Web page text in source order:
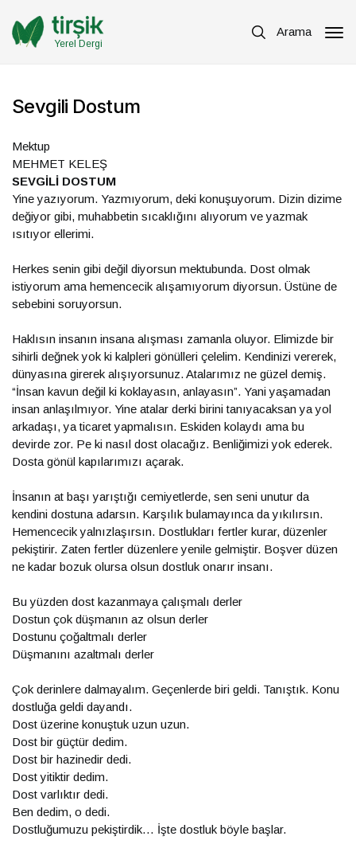
Yerel Dergi
Arama
Sevgili Dostum
Mektup
MEHMET KELEŞ
SEVGİLİ DOSTUM
Yine yazıyorum. Yazmıyorum, deki konuşuyorum. Dizin dizime
değiyor gibi, muhabbetin sıcaklığını alıyorum ve yazmak
ısıtıyor ellerimi.
Herkes senin gibi değil diyorsun mektubunda. Dost olmak
istiyorum ama hemencecik alışamıyorum diyorsun. Üstüne de
sebebini soruyorsun.
Haklısın insanın insana alışması zamanla oluyor. Elimizde bir
sihirli değnek yok ki kalpleri gönülleri çelelim. Kendinizi vererek,
dünyasına girerek alışıyorsunuz. Atalarımız ne güzel demiş.
“İnsan kavun değil ki koklayasın, anlayasın”. Yani yaşamadan
insan anlaşılmıyor. Yine atalar derki birini tanıyacaksan ya yol
arkadaşı, ya ticaret yapmalısın. Eskiden kolaydı ama bu
devirde zor. Pe ki nasıl dost olacağız. Benliğimizi yok ederek.
Dosta gönül kapılarımızı açarak.
İnsanın at başı yarıştığı cemiyetlerde, sen seni unutur da
kendini dostuna adarsın. Karşılık bulamayınca da yıkılırsın.
Hemencecik yalnızlaşırsın. Dostlukları fertler kurar, düzenler
pekiştirir. Zaten fertler düzenlere yenile gelmiştir. Boşver düzen
ne kadar bozuk olursa olsun dostluk onarır insanı.
Bu yüzden dost kazanmaya çalışmalı derler
Dostun çok düşmanın az olsun derler
Dostunu çoğaltmalı derler
Düşmanını azaltmalı derler
Çok derinlere dalmayalım. Geçenlerde biri geldi. Tanıştık. Konu
dostluğa geldi dayandı.
Dost üzerine konuştuk uzun uzun.
Dost bir güçtür dedim.
Dost bir hazinedir dedi.
Dost yitiktir dedim.
Dost varlıktır dedi.
Ben dedim, o dedi.
Dostluğumuzu pekiştirdik… İşte dostluk böyle başlar.